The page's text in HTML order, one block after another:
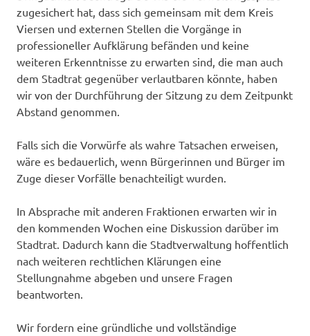
zugesichert hat, dass sich gemeinsam mit dem Kreis
Viersen und externen Stellen die Vorgänge in
professioneller Aufklärung befänden und keine
weiteren Erkenntnisse zu erwarten sind, die man auch
dem Stadtrat gegenüber verlautbaren könnte, haben
wir von der Durchführung der Sitzung zu dem Zeitpunkt
Abstand genommen.
Falls sich die Vorwürfe als wahre Tatsachen erweisen,
wäre es bedauerlich, wenn Bürgerinnen und Bürger im
Zuge dieser Vorfälle benachteiligt wurden.
In Absprache mit anderen Fraktionen erwarten wir in
den kommenden Wochen eine Diskussion darüber im
Stadtrat. Dadurch kann die Stadtverwaltung hoffentlich
nach weiteren rechtlichen Klärungen eine
Stellungnahme abgeben und unsere Fragen
beantworten.
Wir fordern eine gründliche und vollständige